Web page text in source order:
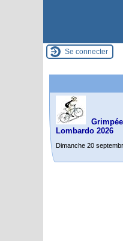
Se connecter
Lombardo 2026
Dimanche 20